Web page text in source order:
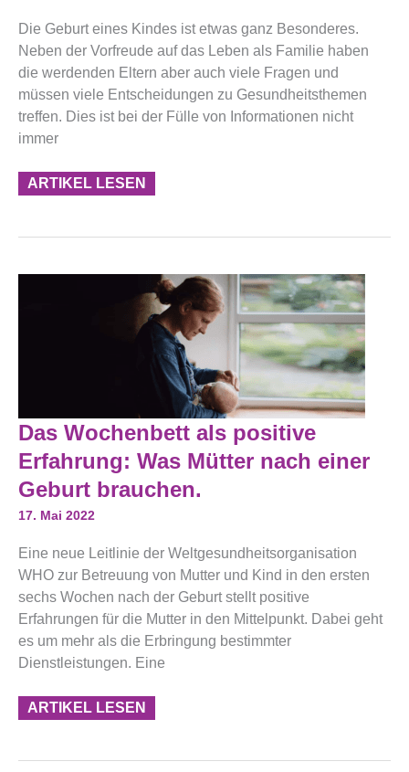
Die Geburt eines Kindes ist etwas ganz Besonderes.
Neben der Vorfreude auf das Leben als Familie haben
die werdenden Eltern aber auch viele Fragen und
müssen viele Entscheidungen zu Gesundheitsthemen
treffen. Dies ist bei der Fülle von Informationen nicht
immer
Geburt
ARTIKEL LESEN
Das Wochenbett als positive
Erfahrung: Was Mütter nach einer
Geburt brauchen.
17. Mai 2022
Eine neue Leitlinie der Weltgesundheitsorganisation
WHO zur Betreuung von Mutter und Kind in den ersten
sechs Wochen nach der Geburt stellt positive
Erfahrungen für die Mutter in den Mittelpunkt. Dabei geht
es um mehr als die Erbringung bestimmter
Dienstleistungen. Eine
Das
Wochenbett
Als
Positive
Erfahrung:
Was
Mütter
Geburt
Brauchen.
ARTIKEL LESEN